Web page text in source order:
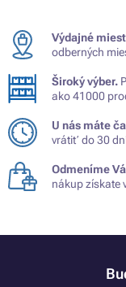
Výdajné
odberných
Široký výber.
ako 41000
U nás máte
vrátiť do 30
Odmeníme
nákup získate